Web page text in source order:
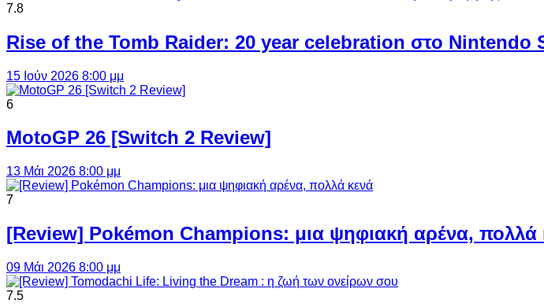
7.8
Rise of the Tomb Raider: 20 year celebration στο
15 Ιούν 2026 8:00 μμ
6
MotoGP 26 [Switch 2 Review]
13 Μάι 2026 8:00 μμ
7
[Review] Pokémon Champions: μια ψηφιακή αρένα, πολλά
09 Μάι 2026 8:00 μμ
7.5